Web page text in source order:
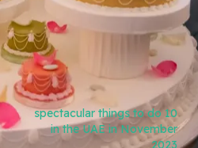
10 spectacular things to do
in the UAE in November
2023